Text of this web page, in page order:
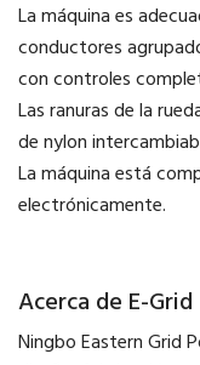
La máquina es
conductores
con controles
Las ranuras de la
de nylon
La máquina está
electrónicamente.
Acerca de E-Grid
Ningbo Eastern Grid